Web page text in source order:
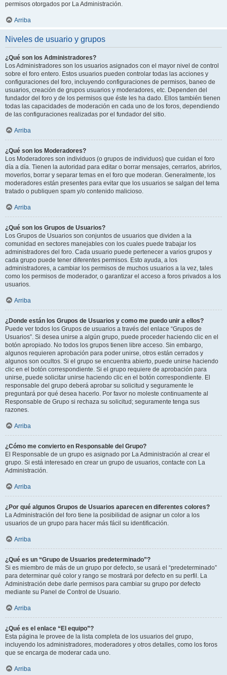
permisos otorgados por La Administración.
Arriba
Niveles de usuario y grupos
¿Qué son los Administradores?
Los Administradores son los usuarios asignados con el mayor nivel de control
sobre el foro entero. Estos usuarios pueden controlar todas las acciones y
configuraciones del foro, incluyendo configuraciones de permisos, baneo de
usuarios, creación de grupos usuarios y moderadores, etc. Dependen del
fundador del foro y de los permisos que éste les ha dado. Ellos también tienen
todas las capacidades de moderación en cada uno de los foros, dependiendo
de las configuraciones realizadas por el fundador del sitio.
Arriba
¿Qué son los Moderadores?
Los Moderadores son individuos (o grupos de individuos) que cuidan el foro
día a día. Tienen la autoridad para editar o borrar mensajes, cerrarlos, abrirlos,
moverlos, borrar y separar temas en el foro que moderan. Generalmente, los
moderadores están presentes para evitar que los usuarios se salgan del tema
tratado o publiquen spam y/o contenido malicioso.
Arriba
¿Qué son los Grupos de Usuarios?
Los Grupos de Usuarios son conjuntos de usuarios que dividen a la
comunidad en sectores manejables con los cuales puede trabajar los
administradores del foro. Cada usuario puede pertenecer a varios grupos y
cada grupo puede tener diferentes permisos. Esto ayuda, a los
administradores, a cambiar los permisos de muchos usuarios a la vez, tales
como los permisos de moderador, o garantizar el acceso a foros privados a los
usuarios.
Arriba
¿Donde están los Grupos de Usuarios y como me puedo unir a ellos?
Puede ver todos los Grupos de usuarios a través del enlace “Grupos de
Usuarios”. Si desea unirse a algún grupo, puede proceder haciendo clic en el
botón apropiado. No todos los grupos tienen libre acceso. Sin embargo,
algunos requieren aprobación para poder unirse, otros están cerrados y
algunos son ocultos. Si el grupo se encuentra abierto, puede unirse haciendo
clic en el botón correspondiente. Si el grupo requiere de aprobación para
unirse, puede solicitar unirse haciendo clic en el botón correspondiente. El
responsable del grupo deberá aprobar su solicitud y seguramente le
preguntará por qué desea hacerlo. Por favor no moleste continuamente al
Responsable de Grupo si rechaza su solicitud; seguramente tenga sus
razones.
Arriba
¿Cómo me convierto en Responsable del Grupo?
El Responsable de un grupo es asignado por La Administración al crear el
grupo. Si está interesado en crear un grupo de usuarios, contacte con La
Administración.
Arriba
¿Por qué algunos Grupos de Usuarios aparecen en diferentes colores?
La Administración del foro tiene la posibilidad de asignar un color a los
usuarios de un grupo para hacer más fácil su identificación.
Arriba
¿Qué es un “Grupo de Usuarios predeterminado”?
Si es miembro de más de un grupo por defecto, se usará el “predeterminado”
para determinar qué color y rango se mostrará por defecto en su perfil. La
Administración debe darle permisos para cambiar su grupo por defecto
mediante su Panel de Control de Usuario.
Arriba
¿Qué es el enlace “El equipo”?
Esta página le provee de la lista completa de los usuarios del grupo,
incluyendo los administradores, moderadores y otros detalles, como los foros
que se encarga de moderar cada uno.
Arriba